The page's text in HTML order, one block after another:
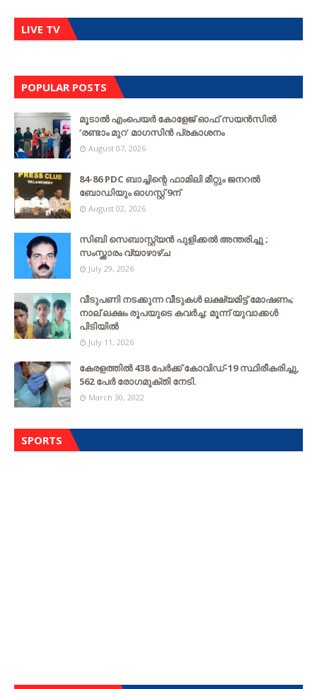
LIVE TV
POPULAR POSTS
മൂടാൽ എംപെയർ കോളേജ് ഓഫ് സയൻസിൽ
‘രണ്ടാം മുറ’ മാഗസിൻ പ്രകാശനം
August 07, 2026
84-86 PDC ബാച്ചിന്റെ ഫാമിലി മീറ്റും ജനറൽ
ബോഡിയും ഓഗസ്റ്റ് 9ന്
August 02, 2026
സിബി സെബാസ്റ്റ്യന്‍ പുളിക്കല്‍ അന്തരിച്ചു ;
സംസ്ക്കാരം വ്യാഴാഴ്ച
July 29, 2026
വീടുപണി നടക്കുന്ന വീടുകൾ ലക്ഷ്യമിട്ട് മോഷണം;
നാല് ലക്ഷം രൂപയുടെ കവർച്ച: മൂന്ന് യുവാക്കൾ
പിടിയിൽ
July 11, 2026
കേരളത്തില്‍ 438 പേര്‍ക്ക് കോവിഡ്-19 സ്ഥിരീകരിച്ചു,
562 പേര്‍ രോഗമുക്തി നേടി.
March 30, 2022
SPORTS